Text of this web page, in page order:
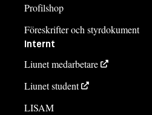
Profilshop
Föreskrifter och styrdokument
Internt
Liunet medarbetare
Liunet student
LISAM